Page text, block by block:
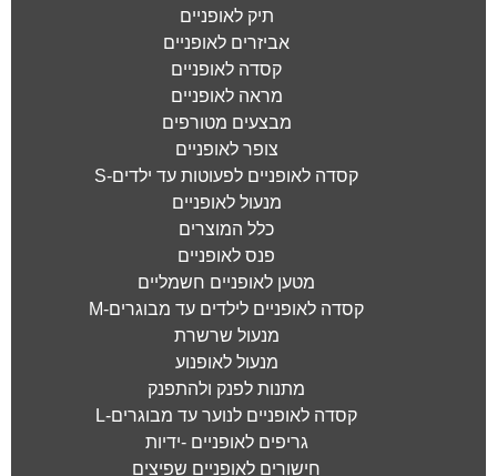
תיק לאופניים
אביזרים לאופניים
קסדה לאופניים
מראה לאופניים
מבצעים מטורפים
צופר לאופניים
קסדה לאופניים לפעוטות עד ילדים-S
מנעול לאופניים
כלל המוצרים
פנס לאופניים
מטען לאופניים חשמליים
קסדה לאופניים לילדים עד מבוגרים-M
מנעול שרשרת
מנעול לאופנוע
מתנות לפנק ולהתפנק
קסדה לאופניים לנוער עד מבוגרים-L
גריפים לאופניים -ידיות
חישורים לאופניים שפיצים